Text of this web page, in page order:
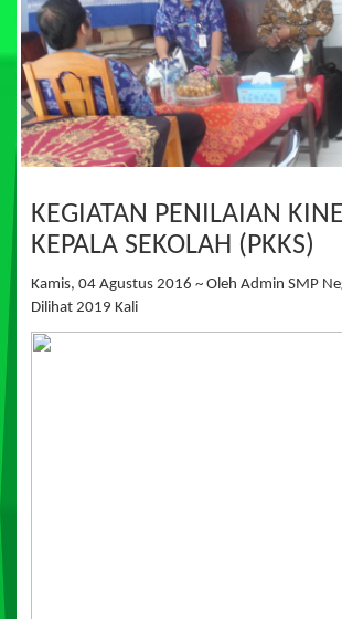
KEGIATAN PENILAIAN
KEPALA SEKOLAH (PKKS)
Kamis, 04 Agustus 2016 ~ Oleh Admin SMP
Dilihat 2019 Kali